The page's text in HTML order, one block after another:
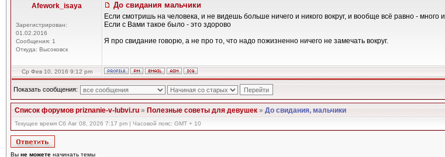
Afework_isaya
Зарегистрирован:
01.02.2016
Сообщения: 1
Откуда: Высоковск
До свидания мальчики
Если смотришь на человека, и не видешь больше ничего и никого вокруг, и вообще всё равно -
Если с Вами такое было - это здорово
Я про свидание говорю, а не про то, что надо пожизненно ничего не замечать вокруг.
Ср Фев 10, 2016 9:12 pm
Показать сообщения:
Список форумов priznanie-v-lubvi.ru»Полезные советы для девушек»До свидания, мальчики
Текущее время Сб Авг 08, 2026 7:17 pm | Часовой пояс: GMT + 10
Вы не можете начинать темы